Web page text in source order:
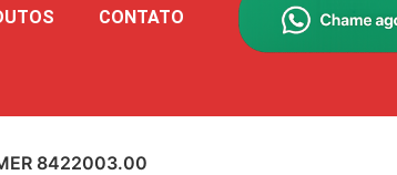
CONTATO
8422003.00